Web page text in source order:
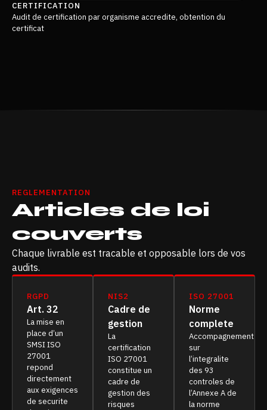
CERTIFICATION
Audit de certification par organisme accredite, obtention du
certificat
REGLEMENTATION
Articles de loi
couverts
Chaque livrable est tracable et opposable lors de vos
audits.
RGPD
Art. 32
La mise en
place d’un
SMSI ISO
27001
repond
directement
aux exigences
de securite
NIS2
Cadre de
gestion
La
certification
ISO 27001
constitue un
cadre de
gestion des
risques
ISO 27001
Norme
complete
Accompagnement
sur
l’integralite
des 93
controles de
l’Annexe A de
la norme